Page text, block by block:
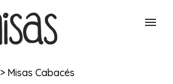
> Misas Cabacés